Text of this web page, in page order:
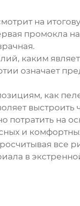
на
промокла
каким
означает
как
выстроить
потратить на
и
все
в